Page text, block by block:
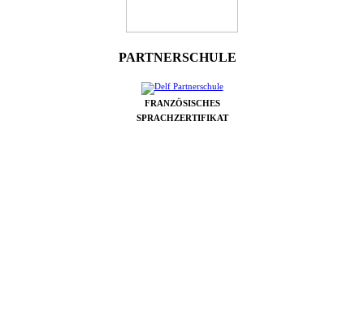
PARTNERSCHULE
FRANZÖSISCHES
SPRACHZERTIFIKAT